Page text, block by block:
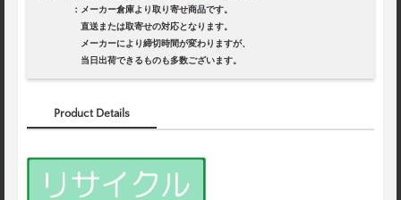
：メーカー倉庫より取り寄せ商品です。
直送または取寄せの対応となります。
メーカーにより締切時間が変わりますが、
当日出荷できるものも多数ございます。
Product Details